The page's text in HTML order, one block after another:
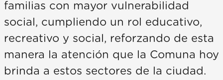
familias con mayor vulnerabilidad
social, cumpliendo un rol educativo,
recreativo y social, reforzando de esta
manera la atención que la Comuna hoy
brinda a estos sectores de la ciudad.